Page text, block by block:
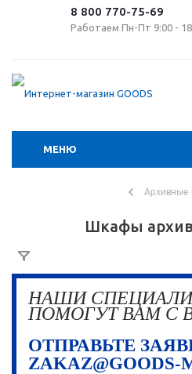
8 800 770-75-69
Работаем Пн-Пт 9:00 -
МЕНЮ
Шкафы
НАШИ
ПОМОГУТ ВАМ С
ОТПРАВЬТЕ
ZAKAZ@GOODS-